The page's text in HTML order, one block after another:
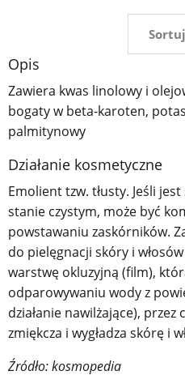
Opis
Zawiera kwas linolowy i
bogaty w beta-karoten,
palmitynowy
Działanie kosmetyczne
Emolient tzw. tłusty. Jeśli
stanie czystym, może być
powstawaniu zaskórników.
do pielęgnacji skóry i
warstwę okluzyjną (film),
odparowywaniu wody z
działanie nawilżające),
zmiękcza i wygładza skórę i
Źródło: kosmopedia